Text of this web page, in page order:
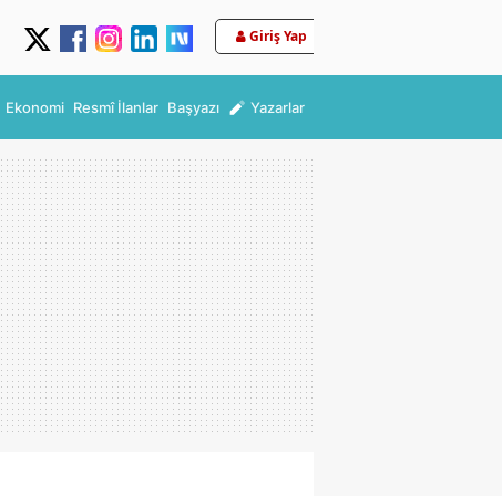
Giriş Yap
Ekonomi Resmî İlanlar Başyazı Yazarlar